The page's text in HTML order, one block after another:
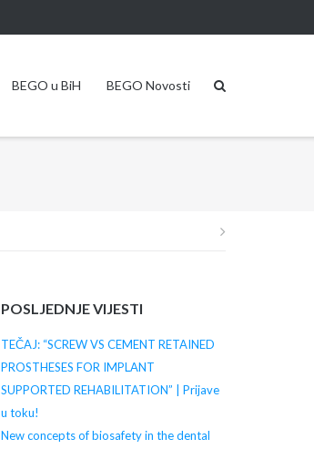
BEGO u BiH BEGO Novosti
POSLJEDNJE VIJESTI
TEČAJ: “SCREW VS CEMENT RETAINED
PROSTHESES FOR IMPLANT
SUPPORTED REHABILITATION” | Prijave
u toku!
New concepts of biosafety in the dental